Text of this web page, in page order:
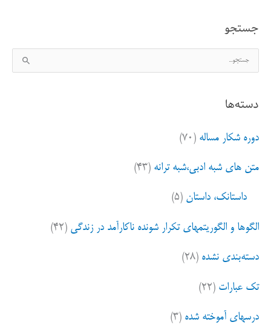
جستجو
س
ج
ب
ا
دسته‌ها
دوره شکار مساله (۷۰)
متن های شبه ادبی،شبه ترانه (۴۳)
داستانک، داستان (۵)
الگوها و الگوریتمهای تکرار شونده ناکارآمد در زندگی (۴۲)
دسته‌بندی نشده (۲۸)
تک عبارات (۲۲)
درسهای آموخته شده (۳)